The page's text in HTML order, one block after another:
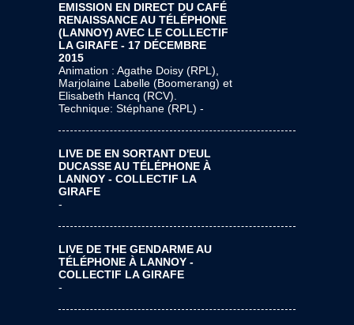
EMISSION EN DIRECT DU CAFÉ
RENAISSANCE AU TÉLÉPHONE
(LANNOY) AVEC LE COLLECTIF
LA GIRAFE - 17 DÉCEMBRE
2015
Animation : Agathe Doisy (RPL),
Marjolaine Labelle (Boomerang) et
Elisabeth Hancq (RCV).
Technique: Stéphane (RPL) -
LIVE DE EN SORTANT D'EUL
DUCASSE AU TÉLÉPHONE À
LANNOY - COLLECTIF LA
GIRAFE
-
LIVE DE THE GENDARME AU
TÉLÉPHONE À LANNOY -
COLLECTIF LA GIRAFE
-